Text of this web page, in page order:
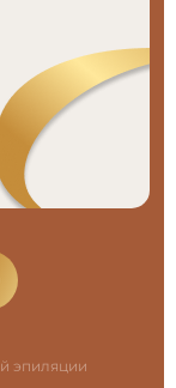
эпиляции